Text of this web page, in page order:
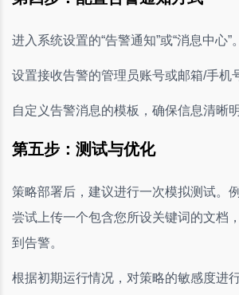
进入系统设置的“告警通知”或“消息中心”。
设置接收告警的管理员账号或邮箱/手机
自定义告警消息的模板，确保信息清晰明
第五步：测试与优化
策略部署后，建议进行一次模拟测试。
尝试上传一个包含您所设关键词的文档
到告警。
根据初期运行情况，对策略的敏感度进